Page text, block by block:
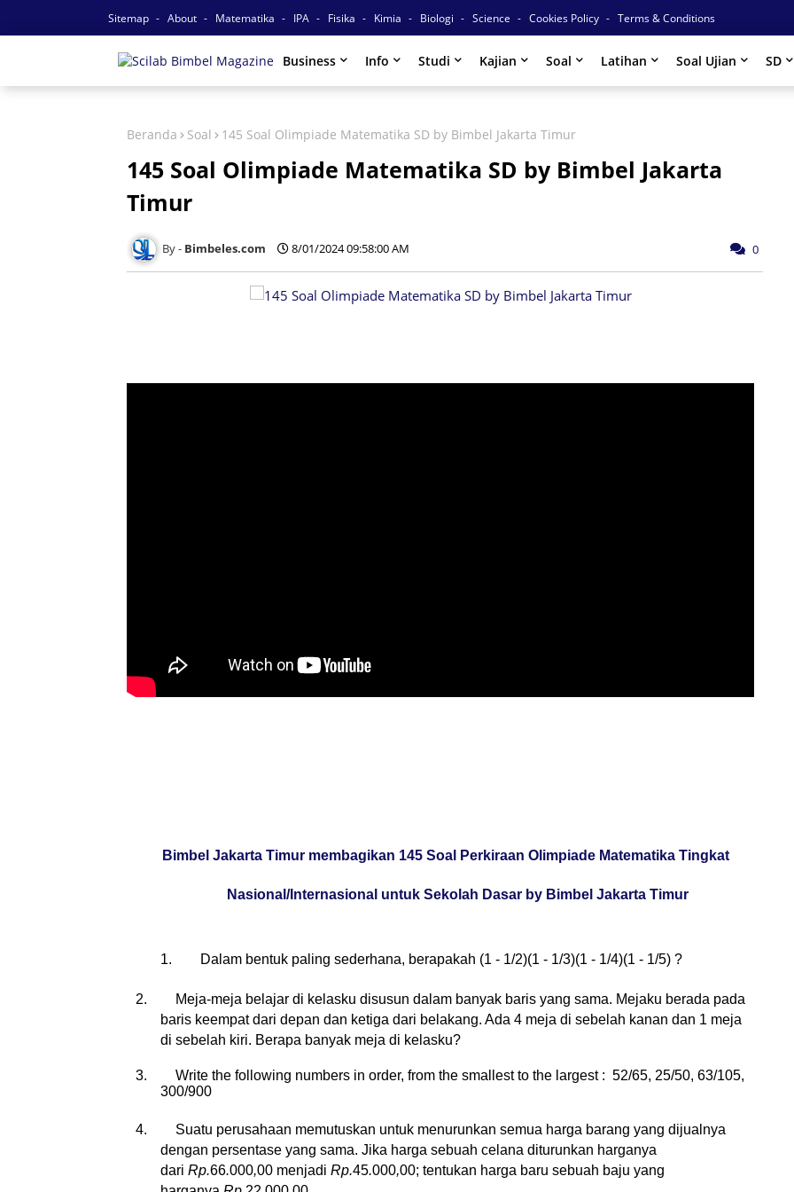
Sitemap About Matematika IPA Fisika Kimia Biologi Science Cookies Policy Terms & Conditions
Business Info Studi Kajian Soal Latihan Soal Ujian SD
Beranda Soal 145 Soal Olimpiade Matematika SD by Bimbel Jakarta Timur
145 Soal Olimpiade Matematika SD by Bimbel Jakarta
Timur
Bimbeles.com 8/01/2024 09:58:00 AM 0
Bimbel Jakarta Timur membagikan 145 Soal Perkiraan Olimpiade Matematika Tingkat
Nasional/Internasional untuk Sekolah Dasar by Bimbel Jakarta Timur
1. Dalam bentuk paling sederhana, berapakah (1 - 1/2)(1 - 1/3)(1 - 1/4)(1 - 1/5) ?
2.
Meja-meja belajar di kelasku disusun dalam banyak baris yang sama. Mejaku berada pada
baris keempat dari depan dan ketiga dari belakang. Ada 4 meja di sebelah kanan dan 1 meja
di sebelah kiri. Berapa banyak meja di kelasku?
3. Write the following numbers in order, from the smallest to the largest : 52/65, 25/50, 63/105,
300/900
4.
Suatu perusahaan memutuskan untuk menurunkan semua harga barang yang dijualnya
dengan persentase yang sama. Jika harga sebuah celana diturunkan harganya
dari Rp.66.000,00 menjadi Rp.45.000,00; tentukan harga baru sebuah baju yang